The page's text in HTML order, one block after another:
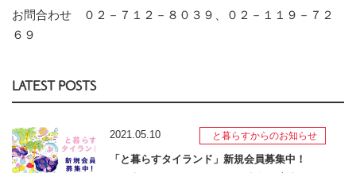
お問合わせ ０２－７１２－８０３９、０２－１１９－７２
６９
LATEST POSTS
2021.05.10 と暮らすからのお知らせ
「と暮らすタイランド」新規会員募集中！